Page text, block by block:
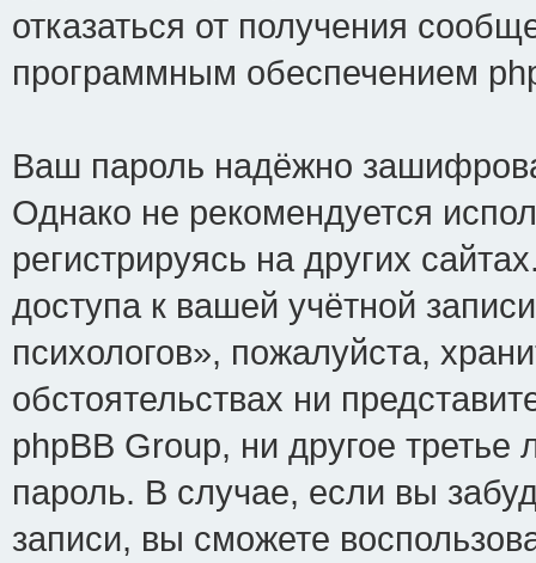
отказаться от получения
программным обеспечением
Ваш пароль надёжно
Однако не рекомендуется
регистрируясь на других
доступа к вашей учётной
психологов», пожалуйста,
обстоятельствах ни
phpBB Group, ни другое
пароль. В случае, если вы
записи, вы сможете